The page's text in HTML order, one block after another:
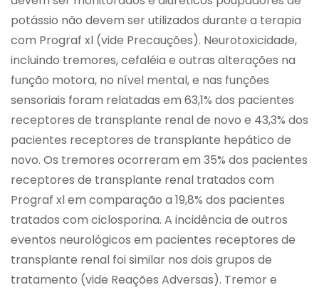
potássio não devem ser utilizados durante a terapia
com Prograf xl (vide Precauções). Neurotoxicidade,
incluindo tremores, cefaléia e outras alterações na
função motora, no nível mental, e nas funções
sensoriais foram relatadas em 63,1% dos pacientes
receptores de transplante renal de novo e 43,3% dos
pacientes receptores de transplante hepático de
novo. Os tremores ocorreram em 35% dos pacientes
receptores de transplante renal tratados com
Prograf xl em comparação a 19,8% dos pacientes
tratados com ciclosporina. A incidência de outros
eventos neurológicos em pacientes receptores de
transplante renal foi similar nos dois grupos de
tratamento (vide Reações Adversas). Tremor e